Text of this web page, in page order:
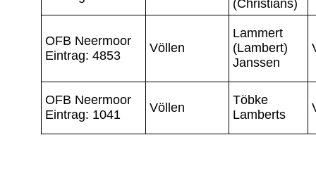
(Christians)
OFB Neermoor
Eintrag: 4853
Völlen
Lammert
(Lambert)
Janssen
OFB Neermoor
Eintrag: 1041
Völlen
Töbke
Lamberts